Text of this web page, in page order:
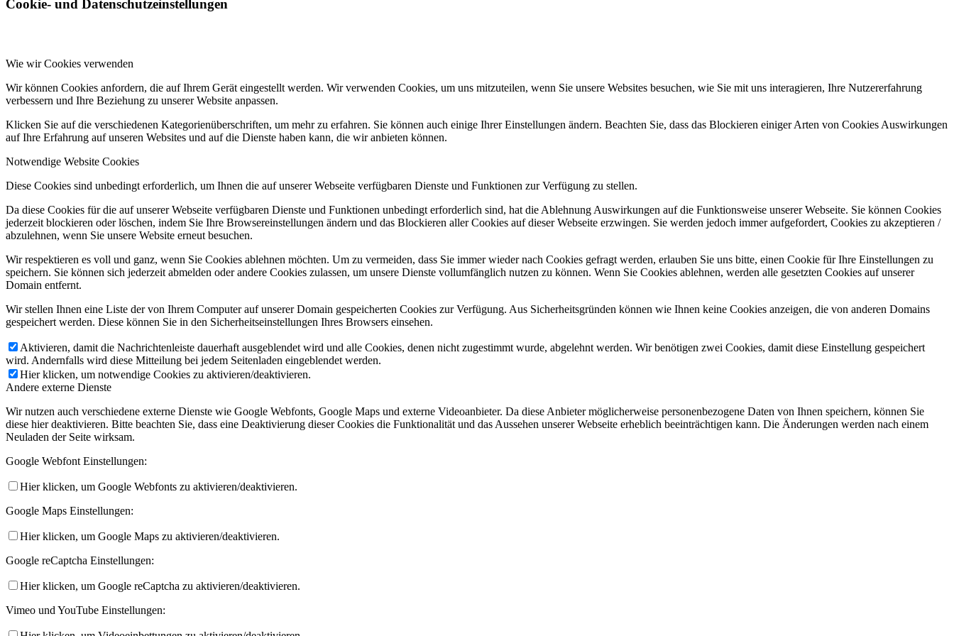
Cookie- und Datenschutzeinstellungen
Wie wir Cookies verwenden
Wir können Cookies anfordern, die auf Ihrem Gerät eingestellt werden. Wir verwenden Cookies, um uns mitzuteilen, wenn Sie unsere Websites besuchen, wie Sie mit uns interagieren, Ihre Nutzererfahrung
verbessern und Ihre Beziehung zu unserer Website anpassen.
Klicken Sie auf die verschiedenen Kategorienüberschriften, um mehr zu erfahren. Sie können auch einige Ihrer Einstellungen ändern. Beachten Sie, dass das Blockieren einiger Arten von Cookies Auswirkungen
auf Ihre Erfahrung auf unseren Websites und auf die Dienste haben kann, die wir anbieten können.
Notwendige Website Cookies
Diese Cookies sind unbedingt erforderlich, um Ihnen die auf unserer Webseite verfügbaren Dienste und Funktionen zur Verfügung zu stellen.
Da diese Cookies für die auf unserer Webseite verfügbaren Dienste und Funktionen unbedingt erforderlich sind, hat die Ablehnung Auswirkungen auf die Funktionsweise unserer Webseite. Sie können Cookies
jederzeit blockieren oder löschen, indem Sie Ihre Browsereinstellungen ändern und das Blockieren aller Cookies auf dieser Webseite erzwingen. Sie werden jedoch immer aufgefordert, Cookies zu akzeptieren /
abzulehnen, wenn Sie unsere Website erneut besuchen.
Wir respektieren es voll und ganz, wenn Sie Cookies ablehnen möchten. Um zu vermeiden, dass Sie immer wieder nach Cookies gefragt werden, erlauben Sie uns bitte, einen Cookie für Ihre Einstellungen zu
speichern. Sie können sich jederzeit abmelden oder andere Cookies zulassen, um unsere Dienste vollumfänglich nutzen zu können. Wenn Sie Cookies ablehnen, werden alle gesetzten Cookies auf unserer
Domain entfernt.
Wir stellen Ihnen eine Liste der von Ihrem Computer auf unserer Domain gespeicherten Cookies zur Verfügung. Aus Sicherheitsgründen können wie Ihnen keine Cookies anzeigen, die von anderen Domains
gespeichert werden. Diese können Sie in den Sicherheitseinstellungen Ihres Browsers einsehen.
Aktivieren, damit die Nachrichtenleiste dauerhaft ausgeblendet wird und alle Cookies, denen nicht zugestimmt wurde, abgelehnt werden. Wir benötigen zwei Cookies, damit diese Einstellung gespeichert
wird. Andernfalls wird diese Mitteilung bei jedem Seitenladen eingeblendet werden.
Hier klicken, um notwendige Cookies zu aktivieren/deaktivieren.
Andere externe Dienste
Wir nutzen auch verschiedene externe Dienste wie Google Webfonts, Google Maps und externe Videoanbieter. Da diese Anbieter möglicherweise personenbezogene Daten von Ihnen speichern, können Sie
diese hier deaktivieren. Bitte beachten Sie, dass eine Deaktivierung dieser Cookies die Funktionalität und das Aussehen unserer Webseite erheblich beeinträchtigen kann. Die Änderungen werden nach einem
Neuladen der Seite wirksam.
Google Webfont Einstellungen:
Hier klicken, um Google Webfonts zu aktivieren/deaktivieren.
Google Maps Einstellungen:
Hier klicken, um Google Maps zu aktivieren/deaktivieren.
Google reCaptcha Einstellungen:
Hier klicken, um Google reCaptcha zu aktivieren/deaktivieren.
Vimeo und YouTube Einstellungen: